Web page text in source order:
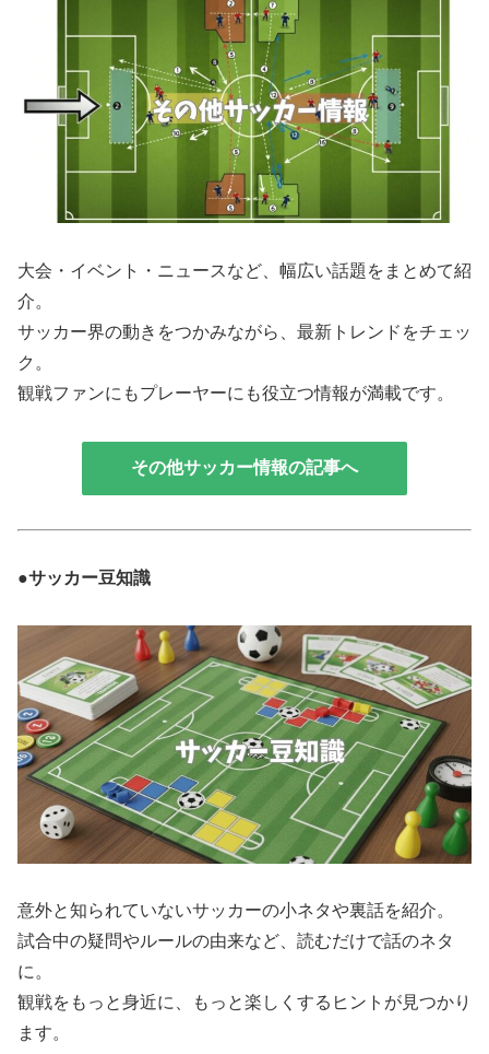
大会・イベント・ニュースなど、幅広い話題をまとめて紹
介。
サッカー界の動きをつかみながら、最新トレンドをチェッ
ク。
観戦ファンにもプレーヤーにも役立つ情報が満載です。
その他サッカー情報の記事へ
●サッカー豆知識
意外と知られていないサッカーの小ネタや裏話を紹介。
試合中の疑問やルールの由来など、読むだけで話のネタ
に。
観戦をもっと身近に、もっと楽しくするヒントが見つかり
ます。